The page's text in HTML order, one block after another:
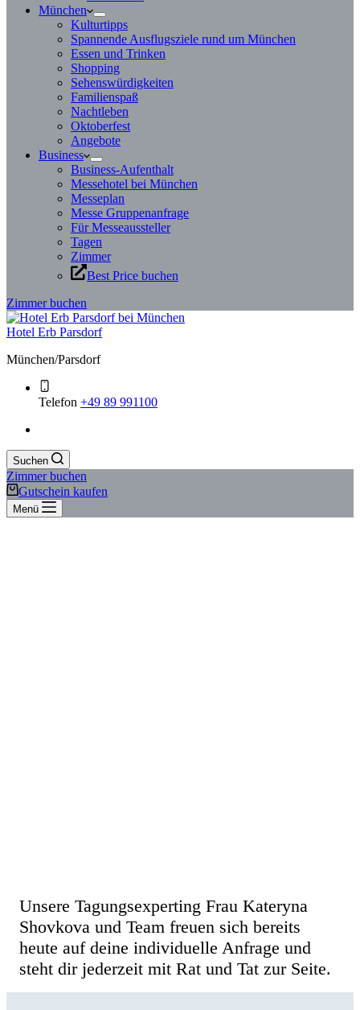
München
Kulturtipps
Spannende Ausflugsziele rund um München
Essen und Trinken
Shopping
Sehenswürdigkeiten
Familienspaß
Nachtleben
Oktoberfest
Angebote
Business
Business-Aufenthalt
Messehotel bei München
Messeplan
Messe Gruppenanfrage
Für Messeaussteller
Tagen
Zimmer
Best Price buchen
Zimmer buchen
Hotel Erb Parsdorf
München/Parsdorf
Telefon +49 89 991100
Suchen
Zimmer buchen
Gutschein kaufen
Menü
Unsere Tagungsexperting Frau Kateryna
Shovkova und Team freuen sich bereits
heute auf deine individuelle Anfrage und
steht dir jederzeit mit Rat und Tat zur Seite.